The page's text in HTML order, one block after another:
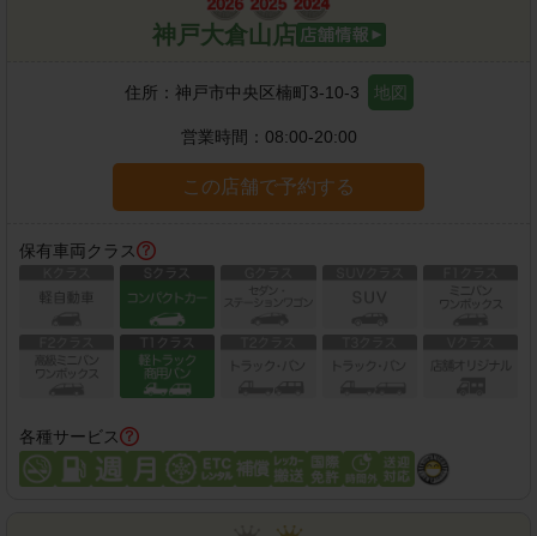
神戸大倉山店
住所： 神戸市中央区楠町3-10-3 地図
営業時間： 08:00-20:00
この店舗で予約する
保有車両クラス
各種サービス